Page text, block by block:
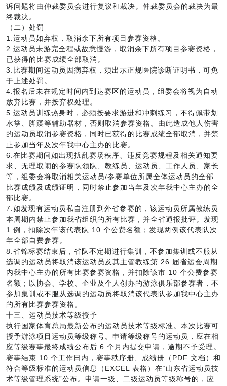
诉问题将由仲裁委员会进行复议和裁决。仲裁委员会的裁决为最
终裁决。
（二）处罚
1.运动员如弃权，取消余下所有项目参赛资格。
2.运动员未游完全程或故意慢游，取消余下所有项目参赛资格，
已获得的比赛成绩全部取消。
3.比赛期间运动员因病弃权，须出示正规医院诊断证明书，可免
于上述处罚。
4.报名后未在规定时间内到达赛区的运动员，组委会将视为自动
放弃比赛，并按弃权处理。
5.运动员训练热身时，必须按要求游进和冲刺练习，不得佩带划
水掌、脚蹼等辅助器材，否则取消参赛资格。由此造成他人伤害
的运动员取消参赛资格，同时已获得的比赛成绩全部取消，并禁
止参加当年及次年我中心主办的比赛。
6.在比赛期间如出现扰乱赛场秩序、违反竞赛规程及相关通知要
求、无理取闹的参赛队领队、教练员、运动员、工作人员、家长
等，组委会将取消相关运动员/参赛单位所属全体运动员的全部
比赛成绩及成绩证明，同时禁止参加当年及次年我中心主办的全
部比赛。
7.如发现有运动员私自注册到外省参赛的，该运动员所属教练员
本周期内禁止参加我省组织的所有比赛，并全省通报批评。发现
1 例，扣除次年该代表队 10 个公费名额；发现两例该代表队次
年全部自费参赛。
8.省锦标赛结束后，省队不定期进行集训，不参加集训或不服从
选调的运动员将取消该运动员及其主管教练第 26 届省运会周期
内我中心主办的所有比赛参赛资格，并扣除该市 10 个公费参赛
名额；以协会、学校、企业及个人创办的游泳俱乐部参赛者，不
参加集训或不服从选调的运动员将取消该代表队参加我中心主办
的所有比赛参赛资格。
十三、运动员技术等级授予
执行国家体育总局最新公布的运动员技术等级标准。本次比赛可
授予游泳项目运动员等级称号。申请等级称号的运动员，应在相
应等级赛事最终成绩公布后 6 个月内提交申请，逾期不予受理。
赛事结束 10 个工作日内，赛事秩序册、成绩册（PDF 文档）和
符合等级标准的运动员信息（EXCEL 表格）在“山东省运动员技
术等级管理系统”公布。申请一级、二级运动员等级称号的，应